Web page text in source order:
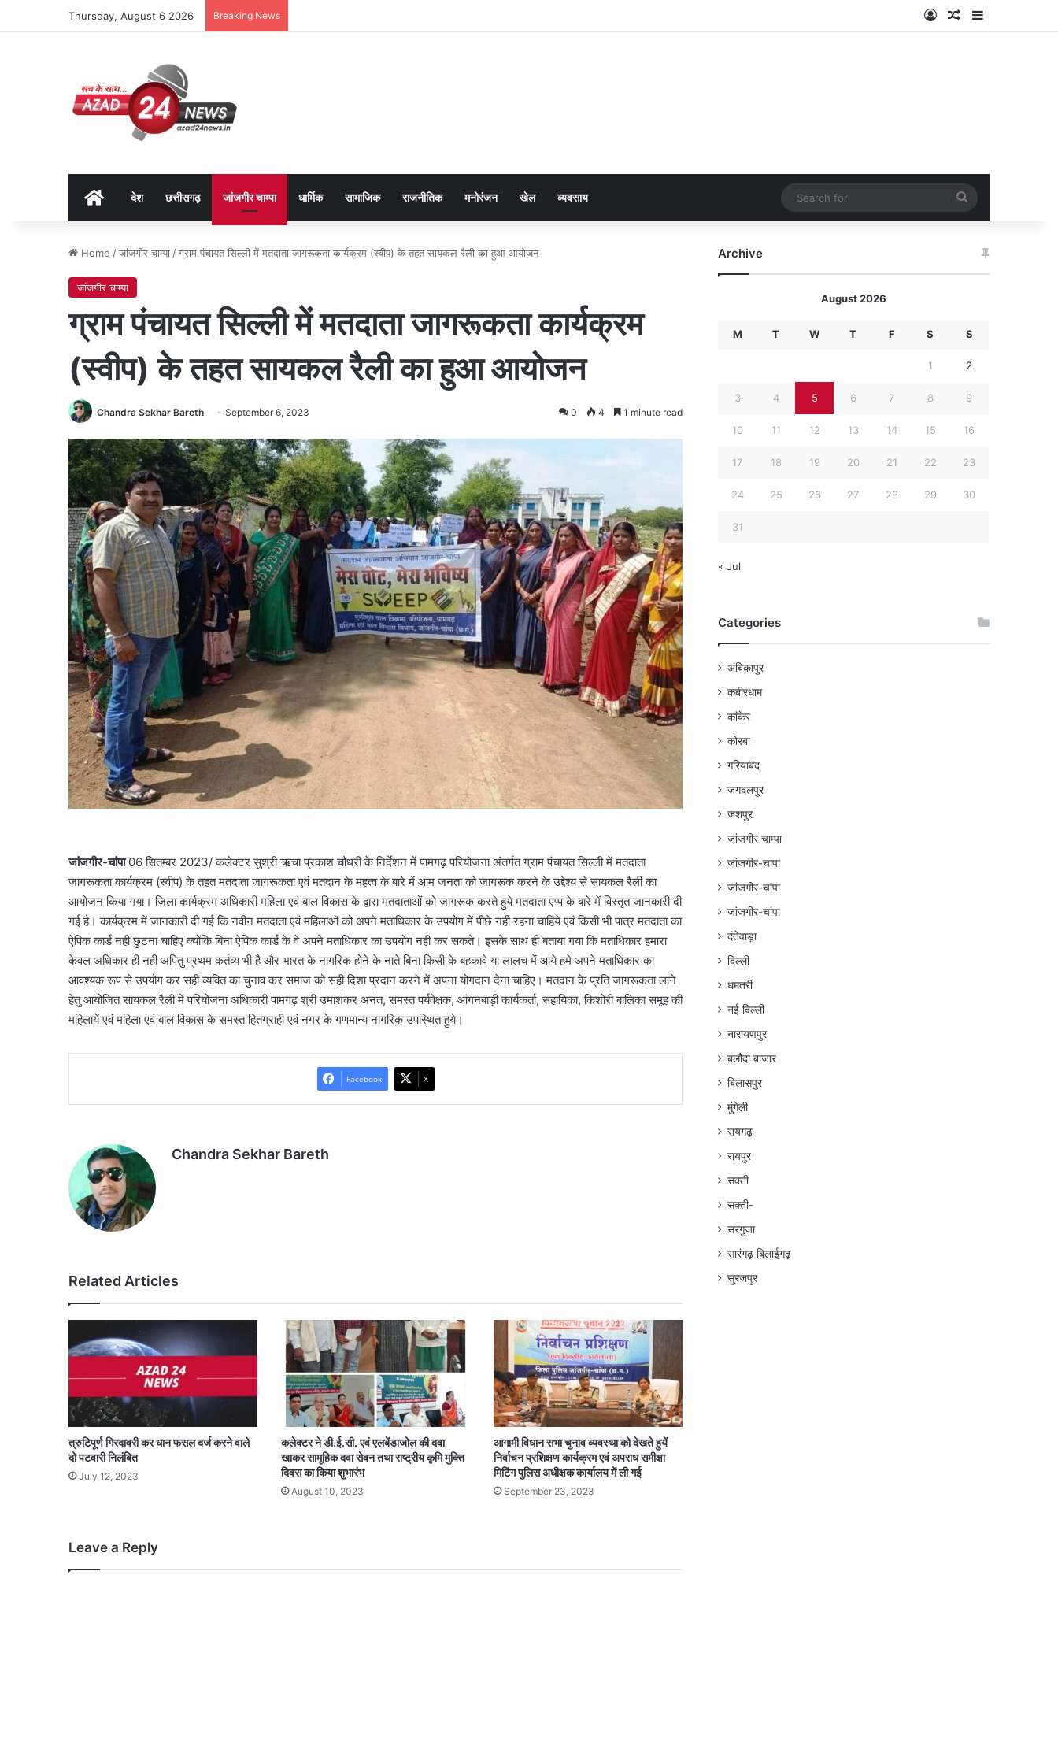
Thursday, August 6 2026 Breaking News Log InRandom Article
Sidebar
Homeदेश छत्तीसगढ़ जांजगीर चाम्पा धार्मिक सामाजिक राजनीतिक मनोरंजन खेल व्यवसाय
for
Home /जांजगीर चाम्पा /ग्राम पंचायत सिल्ली में मतदाता जागरूकता कार्यक्रम (स्वीप) के तहत सायकल रैली का हुआ आयोजन
जांजगीर चाम्पा
ग्राम पंचायत सिल्ली में मतदाता जागरूकता कार्यक्रम
(स्वीप) के तहत सायकल रैली का हुआ आयोजन
Chandra Sekhar Bareth September 6, 2023 0 4 1 minute read
जांजगीर-चांपा06 सितम्बर 2023/ कलेक्टर सुश्री ऋचा प्रकाश चौधरी के निर्देशन में पामगढ़ परियोजना अंतर्गत ग्राम पंचायत सिल्ली में मतदाता
जागरूकता कार्यक्रम (स्वीप) के तहत मतदाता जागरूकता एवं मतदान के महत्व के बारे में आम जनता को जागरूक करने के उद्देश्य से सायकल रैली का
आयोजन किया गया। जिला कार्यक्रम अधिकारी महिला एवं बाल विकास के द्वारा मतदाताओं को जागरूक करते हुये मतदाता एप्प के बारे में विस्तृत जानकारी दी
गई है। कार्यक्रम में जानकारी दी गई कि नवीन मतदाता एवं महिलाओं को अपने मताधिकार के उपयोग में पीछे नही रहना चाहिये एवं किसी भी पात्र मतदाता का
ऐपिक कार्ड नही छुटना चाहिए क्योंकि बिना ऐपिक कार्ड के वे अपने मताधिकार का उपयोग नही कर सकते। इसके साथ ही बताया गया कि मताधिकार हमारा
केवल अधिकार ही नही अपितु प्रथम कर्तव्य भी है और भारत के नागरिक होने के नाते बिना किसी के बहकावे या लालच में आये हमे अपने मताधिकार का
आवश्यक रूप से उपयोग कर सही व्यक्ति का चुनाव कर समाज को सही दिशा प्रदान करने में अपना योगदान देना चाहिए। मतदान के प्रति जागरूकता लाने
हेतु आयोजित सायकल रैली में परियोजना अधिकारी पामगढ़ श्री उमाशंकर अनंत, समस्त पर्यवेक्षक, आंगनबाड़ी कार्यकर्ता, सहायिका, किशोरी बालिका समूह की
महिलायें एवं महिला एवं बाल विकास के समस्त हितग्राही एवं नगर के गणमान्य नागरिक उपस्थित हुये।
Facebook X
Chandra Sekhar Bareth
Related Articles
त्रुटिपूर्ण गिरदावरी कर धान फसल दर्ज करने वाले
दो पटवारी निलंबित
July 12, 2023
कलेक्टर ने डी.ई.सी. एवं एलबेंडाजोल की दवा
खाकर सामूहिक दवा सेवन तथा राष्ट्रीय कृमि मुक्ति
दिवस का किया शुभारंभ
August 10, 2023
आगामी विधान सभा चुनाव व्यवस्था को देखते हुयें
निर्वाचन प्रशिक्षण कार्यक्रम एवं अपराध समीक्षा
मिटिंग पुलिस अधीक्षक कार्यालय में ली गई
September 23, 2023
Leave a Reply
Archive
August 2026
M T W T F S S
1 2
3 4 5 6 7 8 9
10 11 12 13 14 15 16
17 18 19 20 21 22 23
24 25 26 27 28 29 30
31
« Jul
Categories
अंबिकापुर
कबीरधाम
कांकेर
कोरबा
गरियाबंद
जगदलपुर
जशपुर
जांजगीर चाम्पा
जांजगीर-चांपा
जांजगीर-चांपा
जांजगीर-चांपा
दंतेवाड़ा
दिल्ली
धमतरी
नई दिल्ली
नारायणपुर
बलौदा बाजार
बिलासपुर
मुंगेली
रायगढ़
रायपुर
सक्ती
सक्ती-
सरगुजा
सारंगढ़ बिलाईगढ़
सुरजपुर